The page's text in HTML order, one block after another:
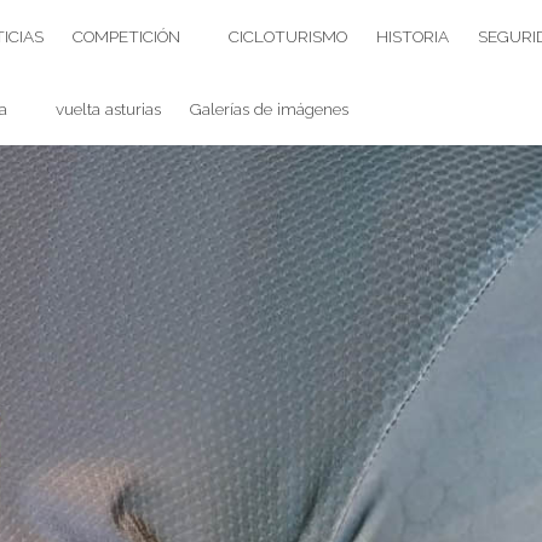
COMPETICIÓN CICLOTURISMO HISTORIA
vuelta asturias Galerías de imágenes